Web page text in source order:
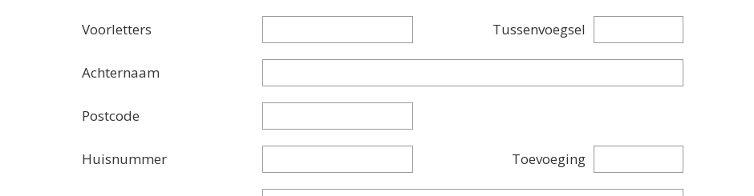
Voorletters Tussenvoegsel
Achternaam
Postcode
Huisnummer Toevoeging